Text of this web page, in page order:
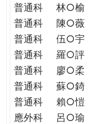
普通科
林○榆
普通科
陳○薇
普通科
伍○宇
普通科
羅○評
普通科
廖○柔
普通科
蘇○錡
普通科
賴○愷
應外科
呂○瑜